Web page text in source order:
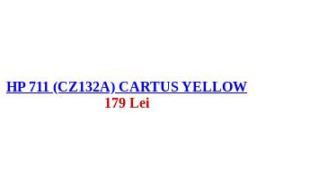
HP 711 (CZ132A) CARTUS YELLOW
179 Lei